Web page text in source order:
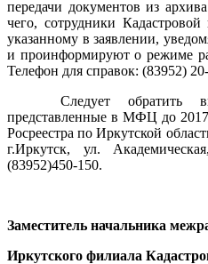
передачи документов из
чего, сотрудники
указанному в заявлении,
и проинформируют о режиме
Телефон для справок: (83952)
Следует обратить
представленные в МФЦ до 2017
Росреестра по Иркутской
г.Иркутск, ул.
(83952)450-150.
Заместитель начальника
Иркутского филиала